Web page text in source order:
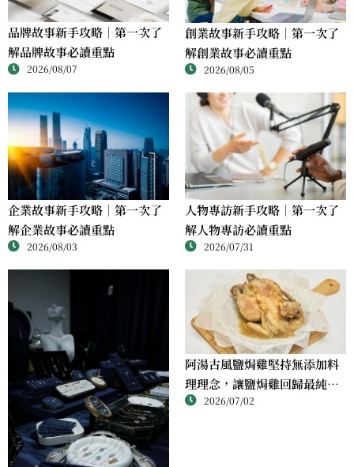
品牌故事新手攻略｜第一次了
解品牌故事必讀重點
2026/08/07
創業故事新手攻略｜第一次了
解創業故事必讀重點
2026/08/05
企業故事新手攻略｜第一次了
解企業故事必讀重點
2026/08/03
人物專訪新手攻略｜第一次了
解人物專訪必讀重點
2026/07/31
阿湯古風鹽焗雞堅持無添加料
理理念，讓鹽焗雞回歸最純粹
的風味2026/07/02